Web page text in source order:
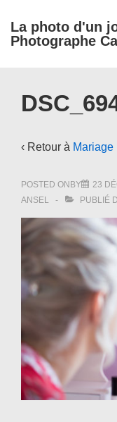
passer
au
La photo d'un
Photographe
Navigation
‹ Retour à Mariage
POSTED ONBY 23
ANSEL
PUBLIÉ